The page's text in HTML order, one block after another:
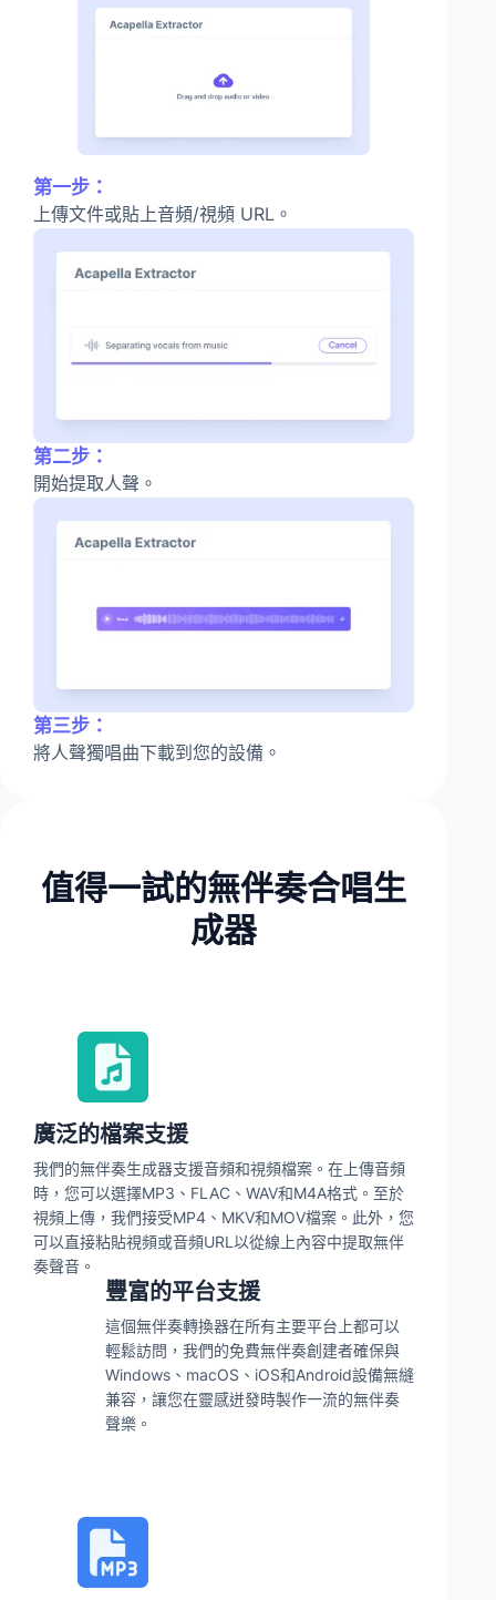
第一步：
上傳文件或貼上音頻/視頻 URL。
第二步：
開始提取人聲。
第三步：
將人聲獨唱曲下載到您的設備。
值得一試的無伴奏合唱生
成器
廣泛的檔案支援
我們的無伴奏生成器支援音頻和視頻檔案。在上傳音頻
時，您可以選擇MP3、FLAC、WAV和M4A格式。至於
視頻上傳，我們接受MP4、MKV和MOV檔案。此外，您
可以直接粘貼視頻或音頻URL以從線上內容中提取無伴
奏聲音。
豐富的平台支援
這個無伴奏轉換器在所有主要平台上都可以
輕鬆訪問，我們的免費無伴奏創建者確保與
Windows、macOS、iOS和Android設備無縫
兼容，讓您在靈感迸發時製作一流的無伴奏
聲樂。